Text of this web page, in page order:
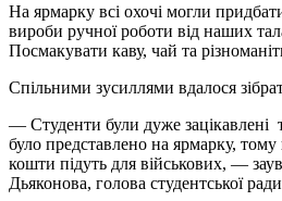
На ярмарку всі охочі могли
вироби ручної роботи від наших
Посмакувати каву, чай та
Спільними зусиллями вдалося
— Студенти були дуже зацікавлені
було представлено на ярмарку,
кошти підуть для військових, —
Дьяконова, голова студентської